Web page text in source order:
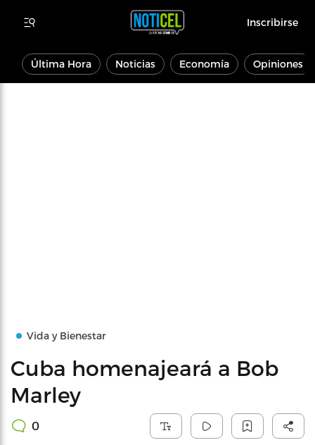
Inscribirse
Última Hora Noticias Economía Opiniones
Vida y Bienestar
Cuba homenajeará a Bob
Marley
0